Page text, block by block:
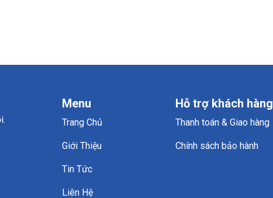
Menu
Trang Chủ
Giới Thiệu
Tin Tức
Liên Hệ
Hỗ trợ khách hàng
Thanh toán & Giao hàng
Chính sách bảo hành